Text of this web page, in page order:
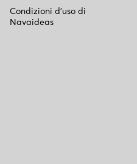
Condizioni d'uso di
Navaideas